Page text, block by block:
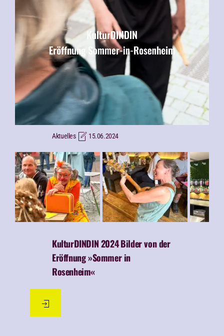
Aktuelles 15.06.2024
KulturDINDIN 2024Bilder von der
Eröffnung »Sommer in
Rosenheim«